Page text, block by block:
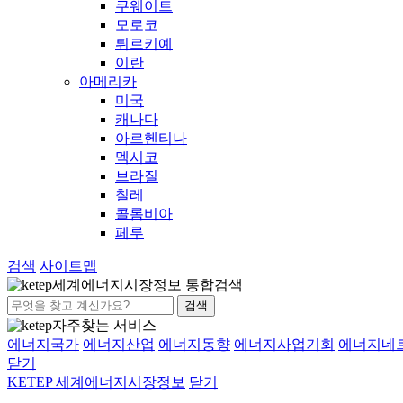
쿠웨이트
모로코
튀르키예
이란
아메리카
미국
캐나다
아르헨티나
멕시코
브라질
칠레
콜롬비아
페루
검색 사이트맵
세계에너지시장정보 통합검색
검색
자주찾는 서비스
에너지국가 에너지산업 에너지동향 에너지사업기회 에너지네
닫기
KETEP 세계에너지시장정보 닫기